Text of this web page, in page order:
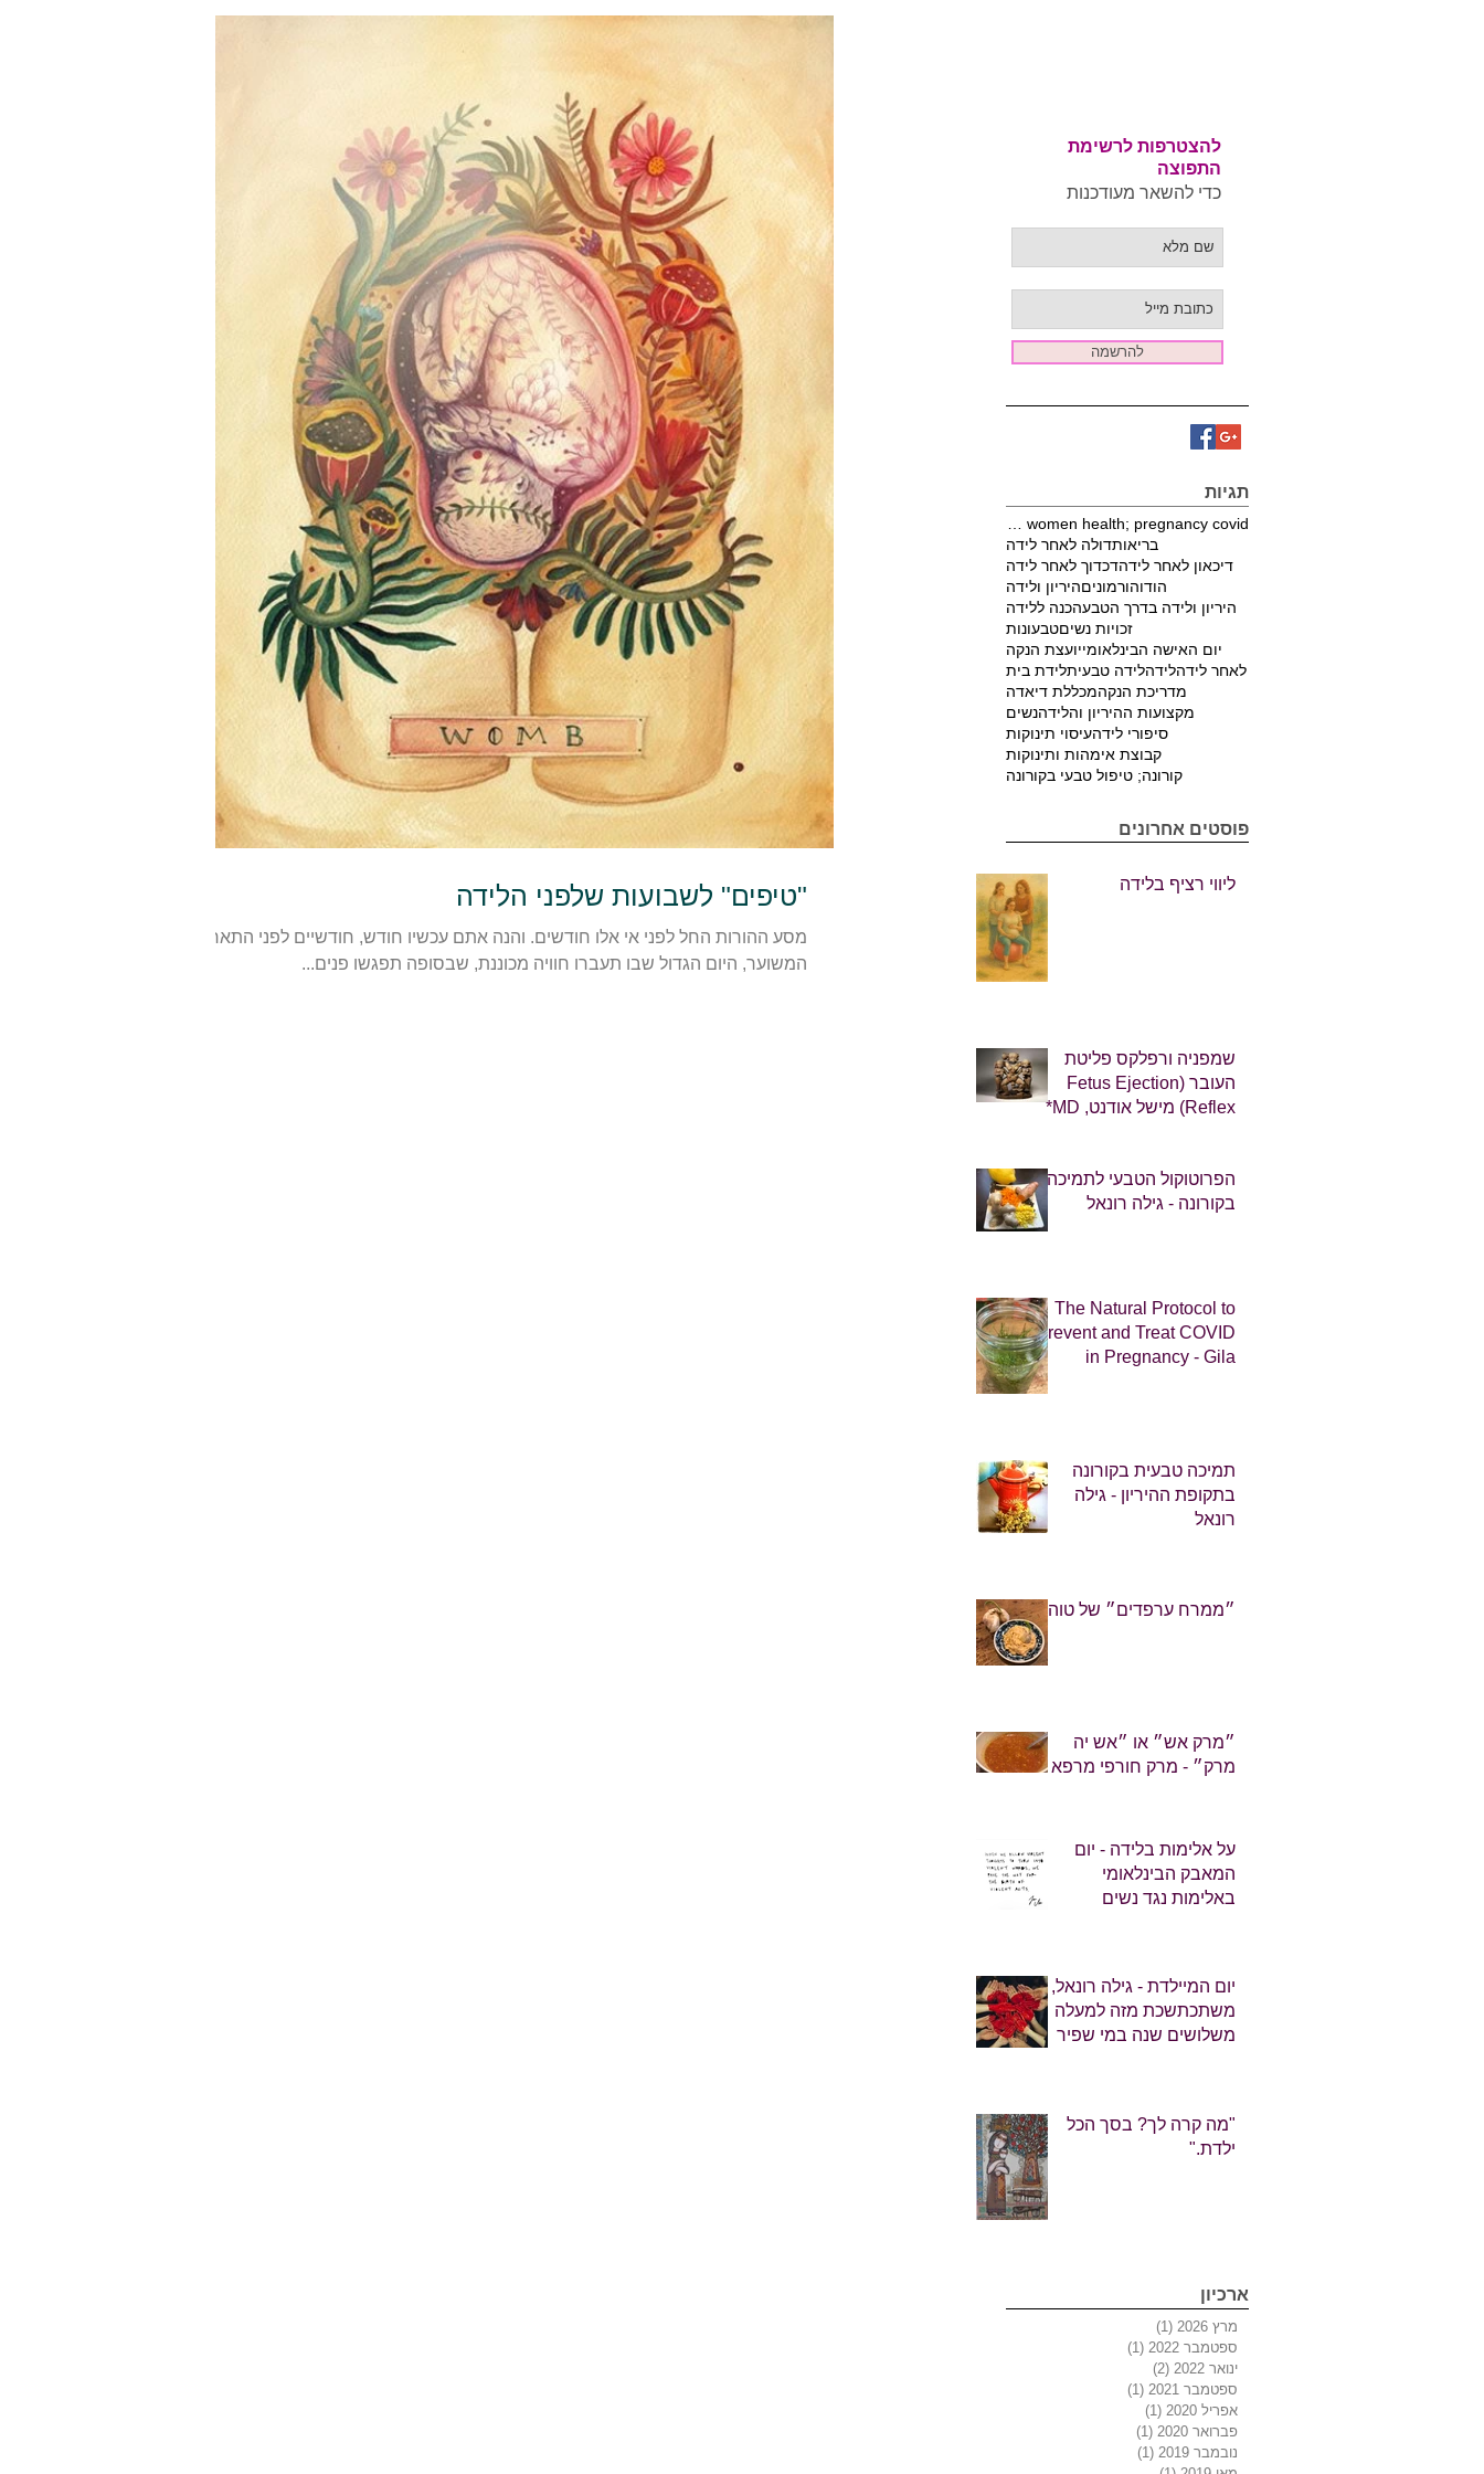
"טיפים" לשבועות שלפני הלידה
מסע ההורות החל לפני אי אלו חודשים. והנה אתם עכשיו חודש, חודשיים לפני התאריך
המשוער, היום הגדול שבו תעברו חוויה מכוננת, שבסופה תפגשו פנים...
להצטרפות לרשימת
התפוצה
כדי להשאר מעודכנות
להרשמה
תגיות
בריאותדולה לאחר לידה
דיכאון לאחר לידהדכדוך לאחר לידה
הודוהורמוניםהיריון ולידה
היריון ולידה בדרך הטבעהכנה ללידה
זכויות נשיםטבעונות
יום האישה הבינלאומייועצת הנקה
לאחר לידהלידהלידה טבעיתלידת בית
מדריכת הנקהמכללת דיאדה
מקצועות ההיריון והלידהנשים
סיפורי לידהעיסוי תינוקות
קבוצת אימהות ותינוקות
קורונה; טיפול טבעי בקורונה
פוסטים אחרונים
ליווי רציף בלידה
שמפניה ורפלקס פליטת
העובר (Fetus Ejection
Reflex) מישל אודנט, MD*
הפרוטוקול הטבעי לתמיכה
בקורונה - גילה רונאל
The Natural Protocol to
Prevent and Treat COVID
in Pregnancy - Gila
תמיכה טבעית בקורונה
בתקופת ההיריון - גילה
רונאל
״ממרח ערפדים״ של טוהר
״מרק אש״ או ״אש יה
מרק״ - מרק חורפי מרפא
על אלימות בלידה - יום
המאבק הבינלאומי
באלימות נגד נשים
יום המיילדת - גילה רונאל,
משתכתשכת מזה למעלה
משלושים שנה במי שפיר
"מה קרה לך? בסך הכל
ילדת."
ארכיון
מרץ 2026 (1)
ספטמבר 2022
(1)
ינואר 2022
(2)
ספטמבר 2021
(1)
אפריל 2020
(1)
פברואר 2020
(1)
נובמבר 2019
(1)